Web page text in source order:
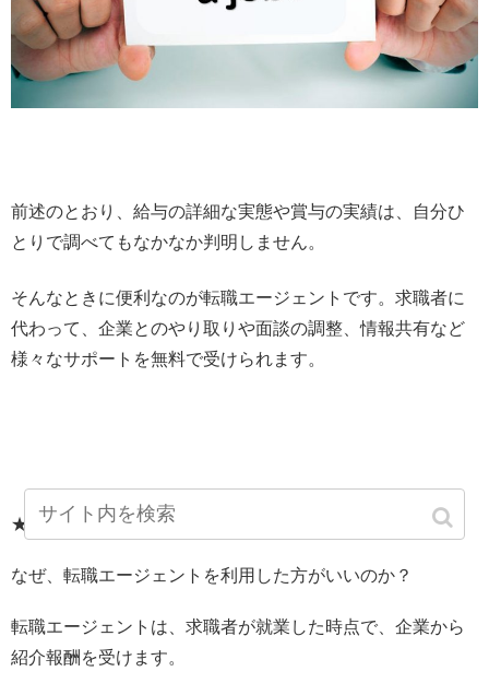
前述のとおり、給与の詳細な実態や賞与の実績は、自分ひ
とりで調べてもなかなか判明しません。
そんなときに便利なのが転職エージェントです。求職者に
代わって、企業とのやり取りや面談の調整、情報共有など
様々なサポートを無料で受けられます。
★ポイント
なぜ、転職エージェントを利用した方がいいのか？
転職エージェントは、求職者が就業した時点で、企業から
紹介報酬を受けます。